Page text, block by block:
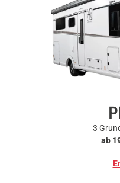
3
ab